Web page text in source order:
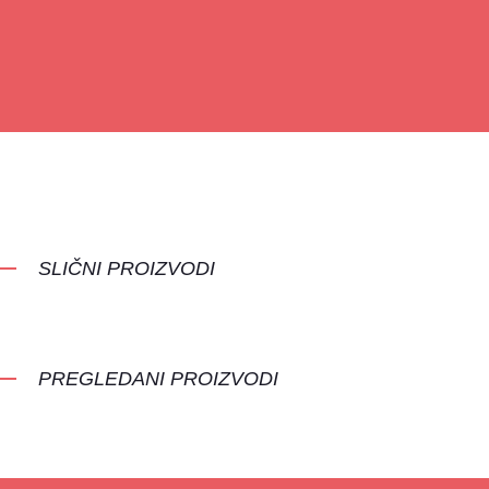
SLIČNI PROIZVODI
PREGLEDANI PROIZVODI